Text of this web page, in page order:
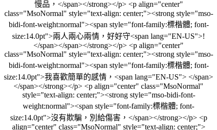
慢品，</span></strong></p> <p align="center"
class="MsoNormal" style="text-align: center;"><strong style="mso-
bidi-font-weight:normal"><span style="font-family:標楷體; font-
size:14.0pt">兩人兩心兩情，好好守<span lang="EN-US">!
</span></span></strong></p> <p align="center"
class="MsoNormal" style="text-align: center;"><strong style="mso-
bidi-font-weight:normal"><span style="font-family:標楷體; font-
size:14.0pt">我喜歡簡單的感情，<span lang="EN-US"> </span>
</span></strong></p> <p align="center" class="MsoNormal"
style="text-align: center;"><strong style="mso-bidi-font-
weight:normal"><span style="font-family:標楷體; font-
size:14.0pt">沒有欺騙，別給傷害，</span></strong></p> <p
align="center" class="MsoNormal" style="text-align: center;">